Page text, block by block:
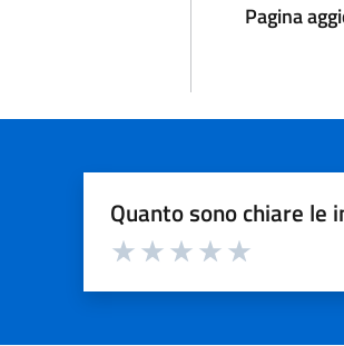
Pagina
Quanto sono chiare le
Valuta da 1 a 5 stelle la pagina